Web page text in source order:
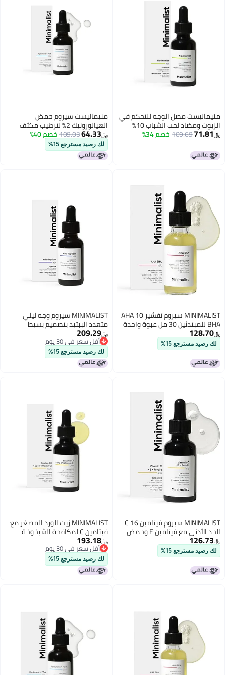
منيماليست مصل الوجه للتحكم في
الزيوت ومضاد لحب الشباب 10%
نياسيناميد مع الزنك | تنقية البشرة
أنواع البشرة | 30 مل (عبوة من 1)
﷼‏71.81
109.69خصم 34%
منيماليست سيروم حمض
الهيالورونيك 2% لترطيب مكثف
وتوهج وخطوط دقيقة | 30 مل |
سيروم مرطب يومي للوجه للبشرة
الجافة والعادية والدهنية
﷼‏64.33
109.03خصم 40%
لك رصيد مسترجع 15%
MINIMALIST سيروم تقشير 10 AHA
BHA للمبتدئين 30 مل عبوة واحدة
﷼‏128.70
لك رصيد مسترجع 15%
MINIMALIST سيروم وجه ليلي
متعدد الببتيد بتصميم بسيط
لمكافحة الشيخوخة مع تعزيز
الكولاجين | يقلل التجاعيد | سيروم
أونصة سائلة / 30 مل
﷼‏209.29
أقل سعر في 30 يوم
أقل سعر في 30 يوم
لك رصيد مسترجع 15%
MINIMALIST سيروم فيتامين C 16
الحد الأدنى مع فيتامين E وحمض
عبوة من 1
﷼‏126.73
لك رصيد مسترجع 15%
MINIMALIST زيت الورد المصغر مع
فيتامين C لمكافحة الشيخوخة
وبشرة متألقة | يخفف من آثار حب
الشباب والندوب ويقلل من
الشيخوخة الضوئية | نقي ومعصور
سائلة / 30 مل
﷼‏193.18
أقل سعر في 30 يوم
أقل سعر في 30 يوم
لك رصيد مسترجع 15%